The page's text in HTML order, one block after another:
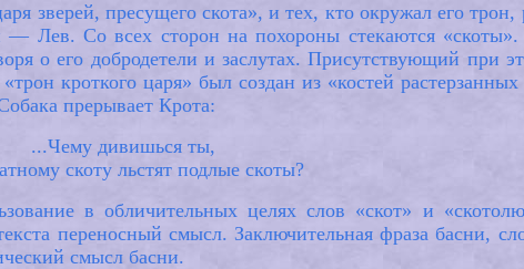
зверей, пресущего скота», и тех, кто окружал его трон,
Лев. Со всех сторон на похороны стекаются «скоты».
о его добродетели и заслутах. Присутствующий при
кроткого царя» был создан из «костей
прерывает Крота:
...Чему дивишься ты,
скоту льстят подлые скоты?
в обличительных целях слов «скот» и
переносный смысл. Заключительная фраза басни,
смысл басни.